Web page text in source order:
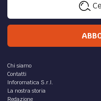
Chi siamo
Contatti
Inforomatica S.r.l.
La nostra storia
Redazione